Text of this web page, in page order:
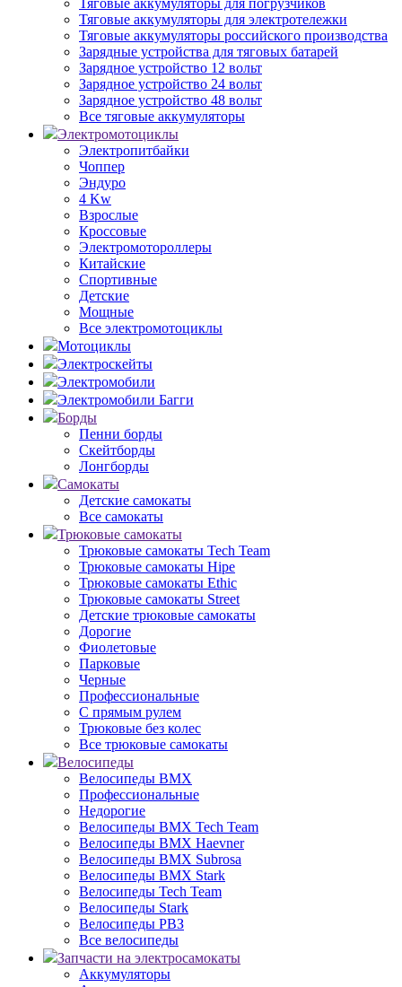
Тяговые аккумуляторы для погрузчиков
Тяговые аккумуляторы для электротележки
Тяговые аккумуляторы российского производства
Зарядные устройства для тяговых батарей
Зарядное устройство 12 вольт
Зарядное устройство 24 вольт
Зарядное устройство 48 вольт
Все тяговые аккумуляторы
Электромотоциклы
Электропитбайки
Чоппер
Эндуро
4 Kw
Взрослые
Кроссовые
Электромотороллеры
Китайские
Спортивные
Детские
Мощные
Все электромотоциклы
Мотоциклы
Электроскейты
Электромобили
Электромобили Багги
Борды
Пенни борды
Скейтборды
Лонгборды
Самокаты
Детские самокаты
Все самокаты
Трюковые самокаты
Трюковые самокаты Tech Team
Трюковые самокаты Hipe
Трюковые самокаты Ethic
Трюковые самокаты Street
Детские трюковые самокаты
Дорогие
Фиолетовые
Парковые
Черные
Профессиональные
С прямым рулем
Трюковые без колес
Все трюковые самокаты
Велосипеды
Велосипеды BMX
Профессиональные
Недорогие
Велосипеды BMX Tech Team
Велосипеды BMX Haevner
Велосипеды BMX Subrosa
Велосипеды BMX Stark
Велосипеды Tech Team
Велосипеды Stark
Велосипеды РВЗ
Все велосипеды
Запчасти на электросамокаты
Аккумуляторы